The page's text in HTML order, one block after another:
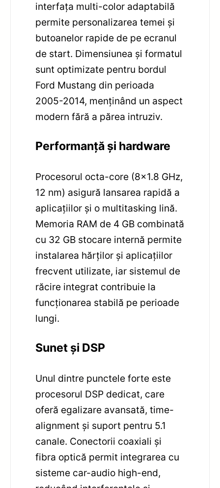
interfața multi-color adaptabilă
permite personalizarea temei și
butoanelor rapide de pe ecranul
de start. Dimensiunea și formatul
sunt optimizate pentru bordul
Ford Mustang din perioada
2005-2014, menținând un aspect
modern fără a părea intruziv.
Performanță și hardware
Procesorul octa-core (8×1.8 GHz,
12 nm) asigură lansarea rapidă a
aplicațiilor și o multitasking lină.
Memoria RAM de 4 GB combinată
cu 32 GB stocare internă permite
instalarea hărților și aplicațiilor
frecvent utilizate, iar sistemul de
răcire integrat contribuie la
funcționarea stabilă pe perioade
lungi.
Sunet și DSP
Unul dintre punctele forte este
procesorul DSP dedicat, care
oferă egalizare avansată, time-
alignment și suport pentru 5.1
canale. Conectorii coaxiali și
fibra optică permit integrarea cu
sisteme car-audio high-end,